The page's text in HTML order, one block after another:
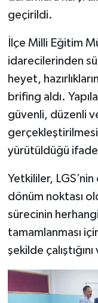
geçirildi.
İlçe Milli Eğitim
idarecilerinden
heyet,
brifing aldı.
güvenli, düzenli
yürütüldüğü
Yetkililer,
dönüm noktası
sürecinin
tamamlanması
şekilde